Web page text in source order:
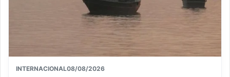
INTERNACIONAL08/08/2026